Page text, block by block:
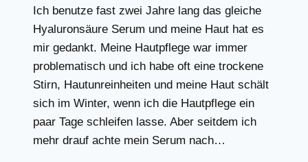
Ich benutze fast zwei Jahre lang das gleiche
Hyaluronsäure Serum und meine Haut hat es
mir gedankt. Meine Hautpflege war immer
problematisch und ich habe oft eine trockene
Stirn, Hautunreinheiten und meine Haut schält
sich im Winter, wenn ich die Hautpflege ein
paar Tage schleifen lasse. Aber seitdem ich
mehr drauf achte mein Serum nach…